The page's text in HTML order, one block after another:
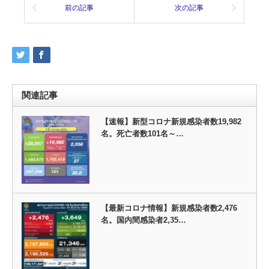
前の記事 次の記事
関連記事
【速報】新型コロナ新規感染者数19,982
名。死亡者数101名～…
【最新コロナ情報】新規感染者数2,476
名。国内間感染者2,35…